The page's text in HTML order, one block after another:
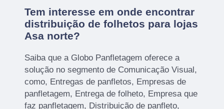
Tem interesse em onde encontrar
distribuição de folhetos para lojas
Asa norte?
Saiba que a Globo Panfletagem oferece a
solução no segmento de Comunicação Visual,
como, Entregas de panfletos, Empresas de
panfletagem, Entrega de folheto, Empresa que
faz panfletagem, Distribuição de panfleto,